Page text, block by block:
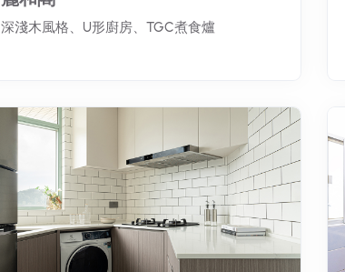
深淺木風格、U形廚房、TGC煮食爐